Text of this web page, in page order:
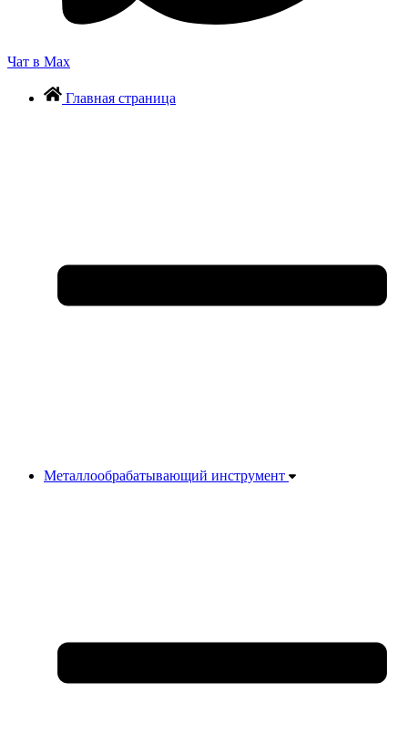
Чат в Max
Главная страница
Металлообрабатывающий инструмент